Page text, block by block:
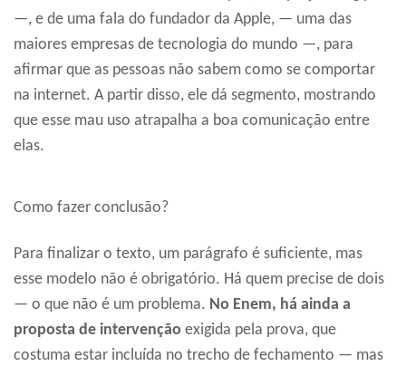
—, e de uma fala do fundador da Apple, — uma das
maiores empresas de tecnologia do mundo —, para
afirmar que as pessoas não sabem como se comportar
na internet. A partir disso, ele dá segmento, mostrando
que esse mau uso atrapalha a boa comunicação entre
elas.
Como fazer conclusão?
Para finalizar o texto, um parágrafo é suficiente, mas
esse modelo não é obrigatório. Há quem precise de dois
— o que não é um problema. No Enem, há ainda a
proposta de intervenção exigida pela prova, que
costuma estar incluída no trecho de fechamento — mas